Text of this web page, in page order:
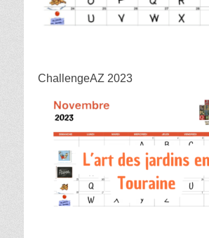
ChallengeAZ 2023